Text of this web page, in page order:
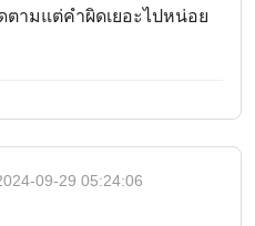
ตามแต่คำผิดเยอะไปหน่อย
09-29 05:24:06